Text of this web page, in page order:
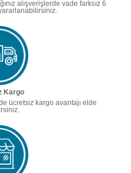
alışverişlerde vade farksız 6
Kargo
ücretsiz kargo avantajı elde